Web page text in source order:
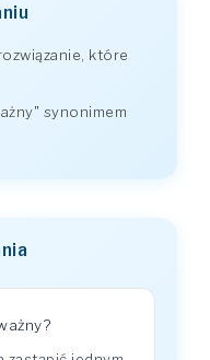
które
synonimem